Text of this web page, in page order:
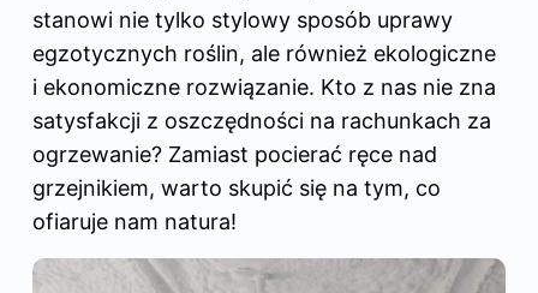
stanowi nie tylko stylowy sposób uprawy
egzotycznych roślin, ale również ekologiczne
i ekonomiczne rozwiązanie. Kto z nas nie zna
satysfakcji z oszczędności na rachunkach za
ogrzewanie? Zamiast pocierać ręce nad
grzejnikiem, warto skupić się na tym, co
ofiaruje nam natura!